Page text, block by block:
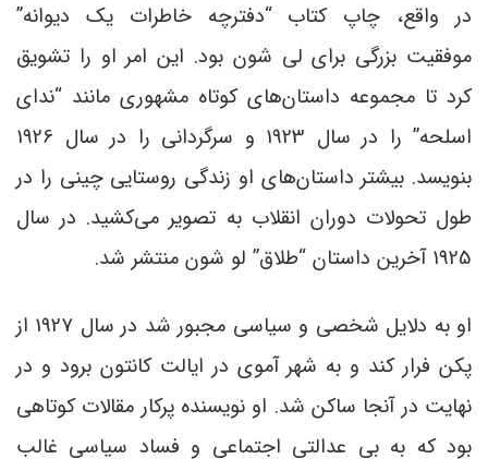
در واقع، چاپ کتاب “دفترچه خاطرات یک دیوانه”
موفقیت بزرگی برای لی شون بود. این امر او را تشویق
کرد تا مجموعه‌ داستان‌های کوتاه مشهوری مانند “ندای
اسلحه” را در سال 1923 و سرگردانی را در سال 1926
بنویسد. بیشتر داستان‌های او زندگی روستایی چینی را در
طول تحولات دوران انقلاب به تصویر می‌کشید. در سال
1925 آخرین داستان “طلاق” لو شون منتشر شد.
او به دلایل شخصی و سیاسی مجبور شد در سال 1927 از
پکن فرار کند و به شهر آموی در ایالت کانتون برود و در
نهایت در آنجا ساکن شد. او نویسنده پرکار مقالات کوتاهی
بود که به بی عدالتی اجتماعی و فساد سیاسی غالب